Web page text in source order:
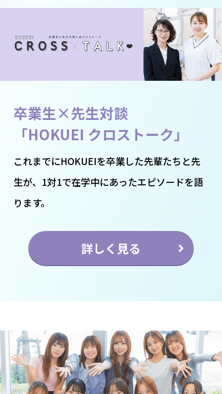
卒業生×先生対談
「HOKUEI クロストーク」
これまでにHOKUEIを卒業した先輩たちと先
生が、1対1で在学中にあったエピソードを語
ります。
詳しく見る